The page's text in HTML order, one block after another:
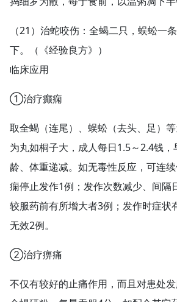
（21）治蛇咬伤：全蝎二只，蜈蚣一
下。（《经验良方》）
临床应用
①治疗癫痫
取全蝎（连尾）、蜈蚣（去头、足）
为丸如桐子大，成人每日1.5～2.4钱
龄、体重递减。如无毒性反应，可连
痫停止发作1例；发作次数减少、间隔
较服药前有所增大者3例；发作时症状
无效2例。
②治疗痹痛
不仅有较好的止痛作用，而且对患处